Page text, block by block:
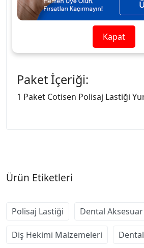
minimize ederek doğal diş
vermeden etkin polisaj imkânı
hekimlerinin klinik
güvenilir ve uzun ömürlü bir
Paket İçeriği:
1 Paket Cotisen Polisaj Lastiği
Ürün Etiketleri
Polisaj Lastiği Dental Aksesuar
Diş Hekimi Malzemeleri
Kapat